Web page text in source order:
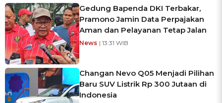
Gedung Bapenda DKI Terbakar,
Pramono Jamin Data Perpajakan
Aman dan Pelayanan Tetap Jalan
News | 13:31 WIB
Changan Nevo Q05 Menjadi Pilihan
Baru SUV Listrik Rp 300 Jutaan di
Indonesia